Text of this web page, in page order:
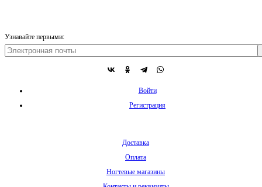
Узнавайте первыми:
Войти
Регистрация
Доставка
Оплата
Ногтевые магазины